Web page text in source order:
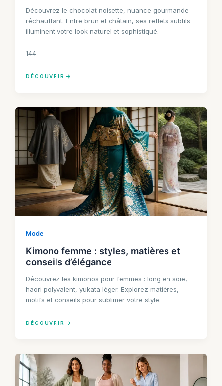
Découvrez le chocolat noisette, nuance gourmande
réchauffant. Entre brun et châtain, ses reflets subtils
illuminent votre look naturel et sophistiqué.
144
DÉCOUVRIR
Mode
Kimono femme : styles, matières et
conseils d’élégance
Découvrez les kimonos pour femmes : long en soie,
haori polyvalent, yukata léger. Explorez matières,
motifs et conseils pour sublimer votre style.
DÉCOUVRIR